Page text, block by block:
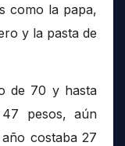
como la papa,
y la pasta de
de 70 y hasta
pesos, aún
costaba 27